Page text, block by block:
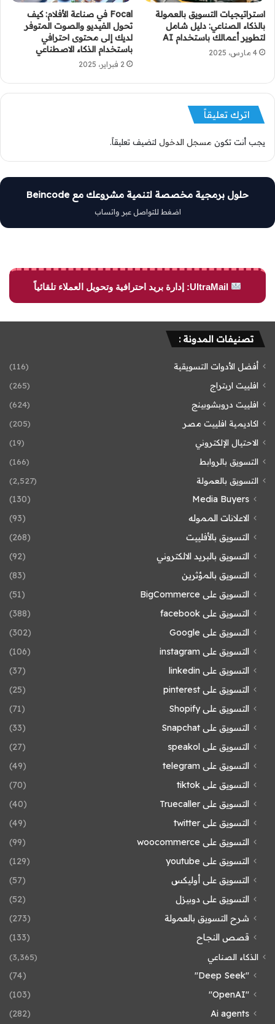
استراتيجيات التسويق بالعمولة
بالذكاء الصناعي: دليل شامل
لتطوير أعمالك باستخدام AI
4 مارس، 2025
Focal في صناعة الأفلام: كيف
تحول الفيديو والصوت المتوفر
لديك إلى محتوى احترافي
باستخدام الذكاء الاصطناعي
2 فبراير، 2025
اترك تعليقاً
يجب أنت تكون مسجل الدخول لتضيف تعليقاً.
حلول برمجية مخصصة لتنمية مشروعك مع Beincode
اضغط للتواصل عبر واتساب
UltraMail: إدارة بريد احترافية وتحويل العملاء تلقائياً
تصنيفات المدونة :
أفضل الأدوات التسويقية
(116)
افلييت اربتراج
(265)
افلييت دروبشوبينج
(624)
اكاديمية افلييت مصر
(205)
الاحتيال الإلكتروني
(19)
التسويق بالروابط
(166)
التسويق بالعمولة
(2٬527)
Media Buyers
(130)
الاعلانات المموله
(93)
التسويق بالأفلييت
(268)
التسويق بالبريد الالكتروني
(92)
التسويق بالمؤثرين
(83)
التسويق على BigCommerce
(51)
التسويق على facebook
(388)
التسويق على Google
(302)
التسويق على instagram
(106)
التسويق على linkedin
(37)
التسويق على pinterest
(25)
التسويق على Shopify
(71)
التسويق على Snapchat
(33)
التسويق على speakol
(27)
التسويق على telegram
(49)
التسويق على tiktok
(70)
التسويق على Truecaller
(40)
التسويق على twitter
(49)
التسويق على woocommerce
(99)
التسويق على youtube
(129)
التسويق على أوليكس
(57)
التسويق على دوبيزل
(52)
شرح التسويق بالعمولة
(273)
قصص النجاح
(133)
الذكاء الصناعي (3٬365)
"Deep Seek"
(74)
"OpenAI"
(103)
Ai agents
(282)